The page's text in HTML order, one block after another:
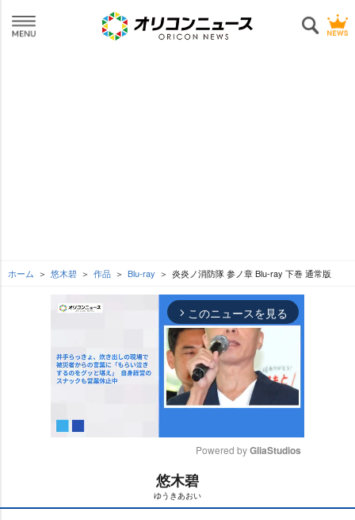
ホーム 悠木碧 作品 Blu-ray 炎炎ノ消防隊 参ノ章 Blu-ray 下巻 通常版
arrow_forward_ios このニュースを見る
t
Powered by GliaStudios
悠木碧
ゆうきあおい